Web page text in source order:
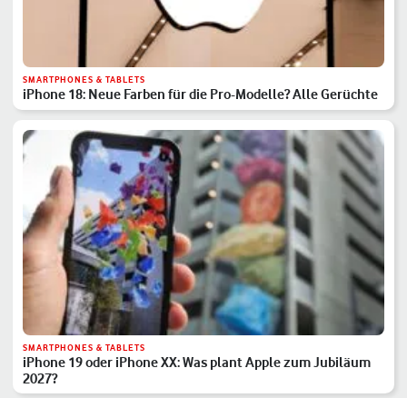
SMARTPHONES & TABLETS
iPhone 18: Neue Farben für die Pro-Modelle? Alle Gerüchte
SMARTPHONES & TABLETS
iPhone 19 oder iPhone XX: Was plant Apple zum Jubiläum
2027?